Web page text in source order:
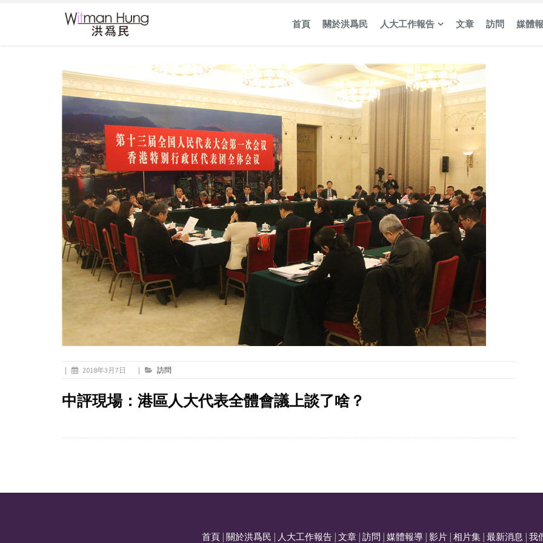
首頁 關於洪爲民 人大工作報告 文章 訪問 媒體
| 2018年3月7日 | 訪問
中評現場：港區人大代表全體會議上談了啥？
首頁 關於洪爲民 人大工作報告 文章 訪問 媒體報導 影片 相片集 最新消息 我